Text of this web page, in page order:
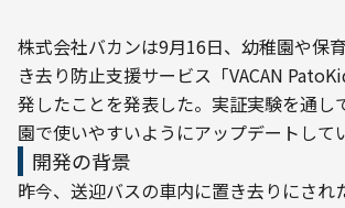
株式会社バカンは9月16日、幼稚園や保
き去り防止支援サービス「VACAN
発したことを発表した。実証実験を通し
園で使いやすいようにアップデートして
開発の背景
昨今、送迎バスの車内に置き去りにされ